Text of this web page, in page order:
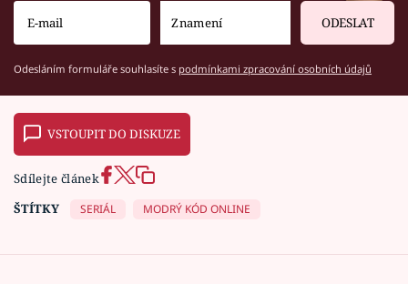
ODESLAT
Odesláním formuláře souhlasíte s podmínkami zpracování osobních údajů
VSTOUPIT DO DISKUZE
Sdílejte článek
ŠTÍTKY
SERIÁL MODRÝ KÓD ONLINE